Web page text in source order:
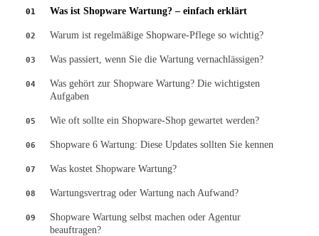
01 Was ist Shopware Wartung? – einfach erklärt
02 Warum ist regelmäßige Shopware-Pflege so wichtig?
03 Was passiert, wenn Sie die Wartung vernachlässigen?
04
Was gehört zur Shopware Wartung? Die wichtigsten
Aufgaben
05 Wie oft sollte ein Shopware-Shop gewartet werden?
06 Shopware 6 Wartung: Diese Updates sollten Sie kennen
07 Was kostet Shopware Wartung?
08 Wartungsvertrag oder Wartung nach Aufwand?
09
Shopware Wartung selbst machen oder Agentur
beauftragen?